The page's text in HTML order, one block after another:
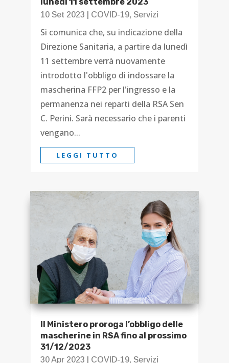
10 Set 2023 COVID-19, Servizi
Si comunica che, su indicazione della
Direzione Sanitaria, a partire da lunedì
11 settembre verrà nuovamente
introdotto l'obbligo di indossare la
mascherina FFP2 per l'ingresso e la
permanenza nei reparti della RSA Sen
C. Perini. Sarà necessario che i parenti
vengano...
LEGGI TUTTO
Il Ministero proroga l’obbligo delle
mascherine in RSA fino al prossimo
31/12/2023
30 Apr 2023 COVID-19, Servizi